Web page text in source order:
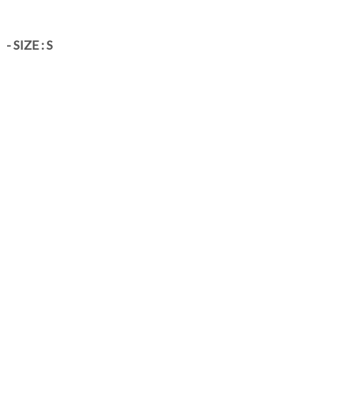
- SIZE : S